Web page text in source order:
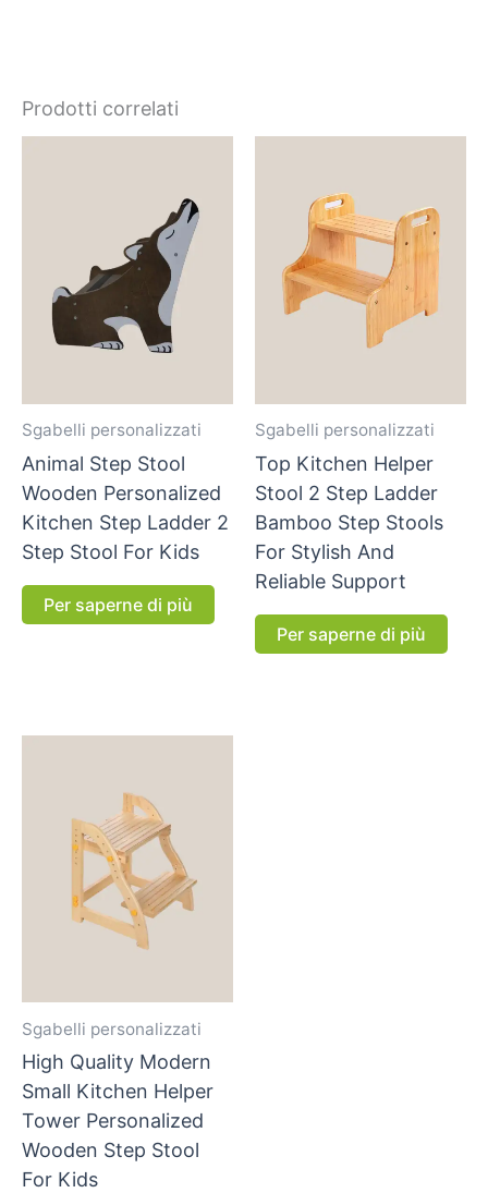
Prodotti correlati
Sgabelli personalizzati
Animal Step Stool
Wooden Personalized
Kitchen Step Ladder 2
Step Stool For Kids
Per saperne di più
Sgabelli personalizzati
Top Kitchen Helper
Stool 2 Step Ladder
Bamboo Step Stools
For Stylish And
Reliable Support
Per saperne di più
Sgabelli personalizzati
High Quality Modern
Small Kitchen Helper
Tower Personalized
Wooden Step Stool
For Kids